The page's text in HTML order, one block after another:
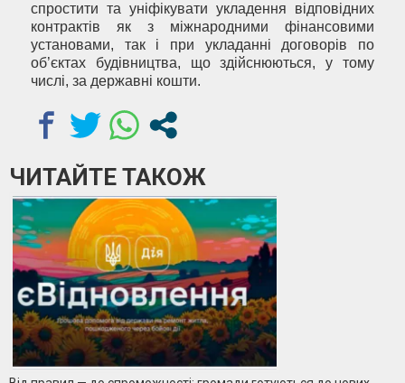
спростити та уніфікувати укладення відповідних
контрактів як з міжнародними фінансовими
установами, так і при укладанні договорів по
об’єктах будівництва, що здійснюються, у тому
числі, за державні кошти.
ЧИТАЙТЕ ТАКОЖ